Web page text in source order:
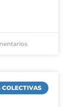
COLECTIVAS